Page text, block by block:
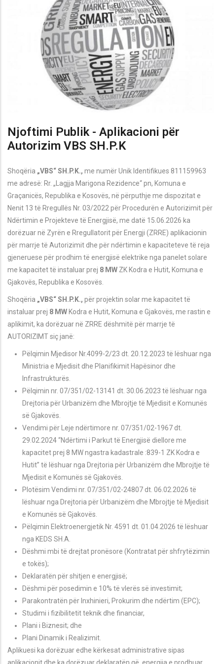
Njoftimi Publik - Aplikacioni për
Autorizim VBS SH.P.K
Shoqëria „VBS“ SH.P.K., me numër Unik Identifikues 811159963
me adresë: Rr. „Lagjja Marigona Rezidence“ pn, Komuna e
Graçanicës, Republika e Kosovës, në përputhje me dispozitat e
Nenit 13 të Rregullës Nr. 03/2022 për Procedurën e Autorizimit për
Ndërtimin e Projekteve të Energjisë, me datë 15.06.2026 ka
dorëzuar në Zyrën e Rregullatorit për Energji (ZRRE) aplikacionin
për marrje të Autorizimit dhe për ndërtimin e kapaciteteve të reja
gjeneruese për prodhim të energjisë elektrike nga panelet solare
me kapacitet të instaluar prej 8 MW ZK Kodra e Hutit, Komuna e
Gjakovës, Republika e Kosovës.
Shoqëria „VBS“ SH.P.K., për projektin solarme kapacitet të
instaluar prej 8 MW Kodra e Hutit, Komuna e Gjakovës, me rastin e
aplikimit, ka dorëzuar në ZRRE dëshmitë për marrje të
AUTORIZIMT siç janë:
Pëlqimin Mjedisor Nr.4099-2/23 dt. 20.12.2023 të lëshuar nga
Ministria e Mjedisit dhe Planifikimit Hapësinor dhe
Infrastrukturës.
Pëlqimin nr. 07/351/02-13141 dt. 30.06.2023 të lëshuar nga
Drejtoria për Urbanizëm dhe Mbrojtje të Mjedisit e Komunës
së Gjakovës.
Vendimi për Leje ndërtimore nr. 07/351/02-1967 dt.
29.02.2024 “Ndërtimi i Parkut të Energjisë diellore me
kapacitet prej 8 MW ngastra kadastrale :839-1 ZK Kodra e
Hutit” të lëshuar nga Drejtoria për Urbanizëm dhe Mbrojtje të
Mjedisit e Komunës së Gjakovës.
Plotësim Vendimi nr. 07/351/02-24807 dt. 06.02.2026 të
lëshuar nga Drejtoria për Urbanizëm dhe Mbrojtje të Mjedisit
e Komunës së Gjakovës.
Pëlqimin Elektroenergjetik Nr. 4591 dt. 01.04.2026 të lëshuar
nga KEDS SH.A.
Dëshmi mbi të drejtat pronësore (Kontratat për shfrytëzimin
e tokës);
Deklaratën për shitjen e energjisë;
Dëshmi për posedimin e 10% të vlerës së investimit;
Parakontratën për Inxhinieri, Prokurim dhe ndërtim (EPC);
Studimi i fizibilitetit teknik dhe financiar,
Plani i Biznesit; dhe
Plani Dinamik i Realizimit.
Aplikuesi ka dorëzuar edhe kërkesat administrative sipas